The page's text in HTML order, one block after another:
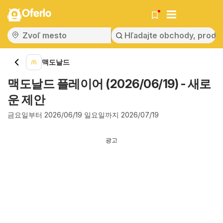
Oferlo
맥도날드
맥도날드 플레이어 (2026/06/19) - 새로
운 제안
금요일부터 2026/06/19 일요일까지 2026/07/19
광고